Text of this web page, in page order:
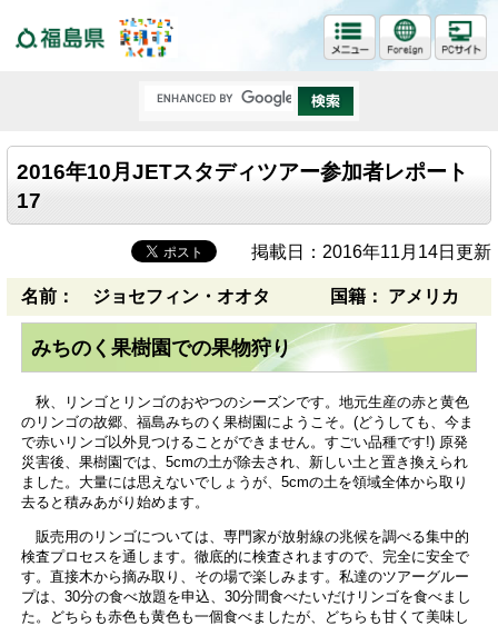
2016年10月JETスタディツアー参加者レポート
17
掲載日：2016年11月14日更新
名前： ジョセフィン・オオタ 国籍： アメリカ
みちのく果樹園での果物狩り
秋、リンゴとリンゴのおやつのシーズンです。地元生産の赤と黄色
のリンゴの故郷、福島みちのく果樹園にようこそ。(どうしても、今ま
で赤いリンゴ以外見つけることができません。すごい品種です!) 原発
災害後、果樹園では、5cmの土が除去され、新しい土と置き換えられ
ました。大量には思えないでしょうが、5cmの土を領域全体から取り
去ると積みあがり始めます。
販売用のリンゴについては、専門家が放射線の兆候を調べる集中的
検査プロセスを通します。徹底的に検査されますので、完全に安全で
す。直接木から摘み取り、その場で楽しみます。私達のツアーグルー
プは、30分の食べ放題を申込、30分間食べたいだけリンゴを食べまし
た。どちらも赤色も黄色も一個食べましたが、どちらも甘くて美味し